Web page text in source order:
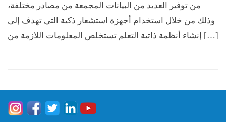
من توفير العديد من البيانات المجمعة من مصادر مختلفة،
وذلك من خلال استخدام أجهزة استشعار ذكية التي تهدف إلى
إنشاء أنظمة ذاتية التعلم تستخلص المعلومات اللازمة من […]